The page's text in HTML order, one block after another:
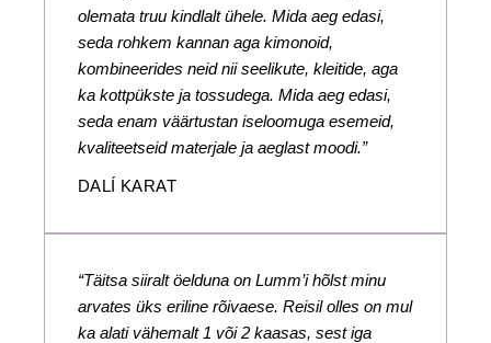
olemata truu kindlalt ühele. Mida aeg edasi,
seda rohkem kannan aga kimonoid,
kombineerides neid nii seelikute, kleitide, aga
ka kottpükste ja tossudega. Mida aeg edasi,
seda enam väärtustan iseloomuga esemeid,
kvaliteetseid materjale ja aeglast moodi.”
DALÍ KARAT
“Täitsa siiralt öelduna on Lumm’i hõlst minu
arvates üks eriline rõivaese. Reisil olles on mul
ka alati vähemalt 1 või 2 kaasas, sest iga